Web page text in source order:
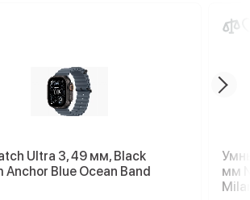
Ultra 3, 49 мм, Black
Anchor Blue Ocean Band
мм